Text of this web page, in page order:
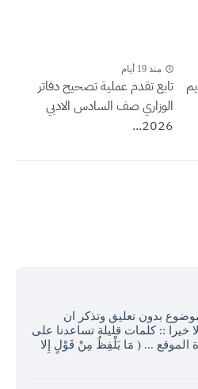
منذ 19 أيام
تابع تقدم عملية تصحيح دفاتر
الوزاري صف السادس الادبي
2026...
بدون تعليق وتذكر ان
خيرا :: كلمات قليلة تساعدنا على
الموقع ... ( مَا يَلْفِظُ مِنْ قَوْلٍ إِلا